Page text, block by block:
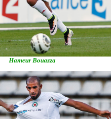
Hameur Bouazza